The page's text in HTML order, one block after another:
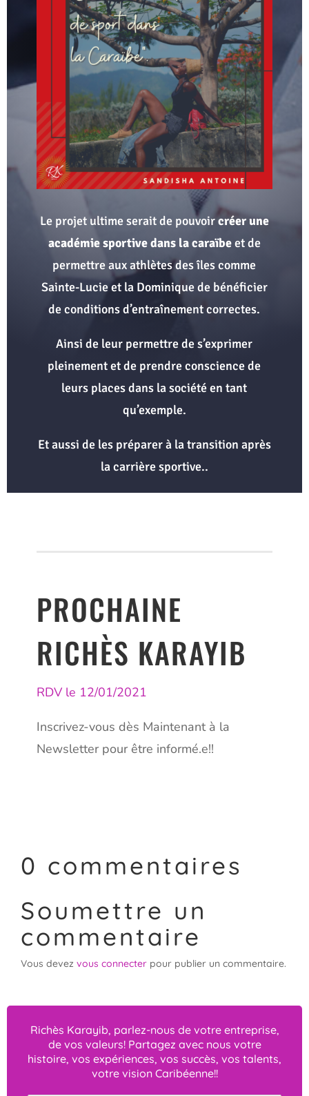
Le projet ultime serait de pouvoircréer une
académie sportive dans la caraïbeet de
permettre aux athlètes des îles comme
Sainte-Lucie et la Dominique de bénéficier
de conditions d’entraînement correctes.
Ainsi de leur permettre de s’exprimer
pleinement et de prendre conscience de
leurs places dans la société en tant
qu’exemple.
Et aussi de les préparer à la transition après
la carrière sportive..
PROCHAINE
RICHÈS KARAYIB
RDV le 12/01/2021
Inscrivez-vous dès Maintenant à la
Newsletter pour être informé.e!!
0 commentaires
Soumettre un
commentaire
Vous devez vous connecter pour publier un commentaire.
Richès Karayib, parlez-nous de votre entreprise,
de vos valeurs! Partagez avec nous votre
histoire, vos expériences, vos succès, vos talents,
votre vision Caribéenne!!